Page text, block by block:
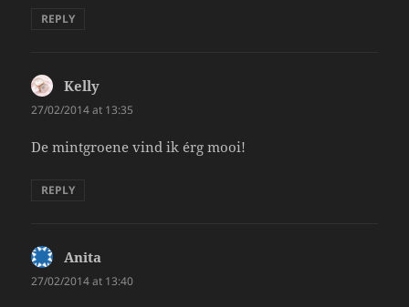
REPLY
Kelly
27/02/2014 at 13:35
De mintgroene vind ik érg mooi!
REPLY
Anita
27/02/2014 at 13:40